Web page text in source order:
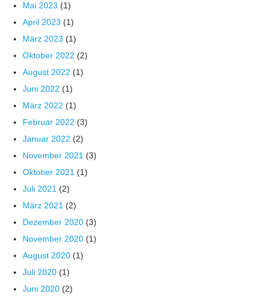
Mai 2023 (1)
April 2023 (1)
März 2023 (1)
Oktober 2022 (2)
August 2022 (1)
Juni 2022 (1)
März 2022 (1)
Februar 2022 (3)
Januar 2022 (2)
November 2021 (3)
Oktober 2021 (1)
Juli 2021 (2)
März 2021 (2)
Dezember 2020 (3)
November 2020 (1)
August 2020 (1)
Juli 2020 (1)
Juni 2020 (2)